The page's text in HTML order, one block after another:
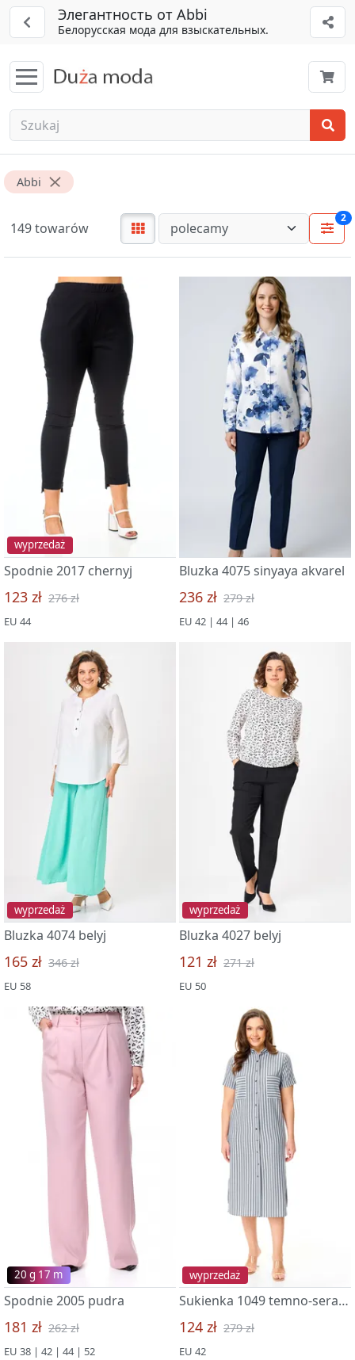
Элегантность от Abbi
Белорусская мода для взыскательных.
Abbi
149 towarów
2
wyprzedaż
Spodnie 2017 chernyj
123 zł 276 zł
EU 44
Bluzka 4075 sinyaya akvarel
236 zł 279 zł
EU 42 | 44 | 46
wyprzedaż
Bluzka 4074 belyj
165 zł 346 zł
EU 58
wyprzedaż
Bluzka 4027 belyj
121 zł 271 zł
EU 50
20 g 17 m
Spodnie 2005 pudra
181 zł 262 zł
EU 38 | 42 | 44 | 52
wyprzedaż
Sukienka 1049 temno-seraya poloska
124 zł 279 zł
EU 42